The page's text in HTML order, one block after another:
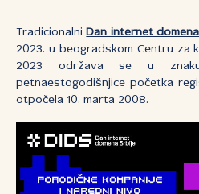
Tradicionalni Dan internet
2023. u beogradskom Centru za
2023 održava se u
petnaestogodišnjice početka
otpočela 10. marta 2008.